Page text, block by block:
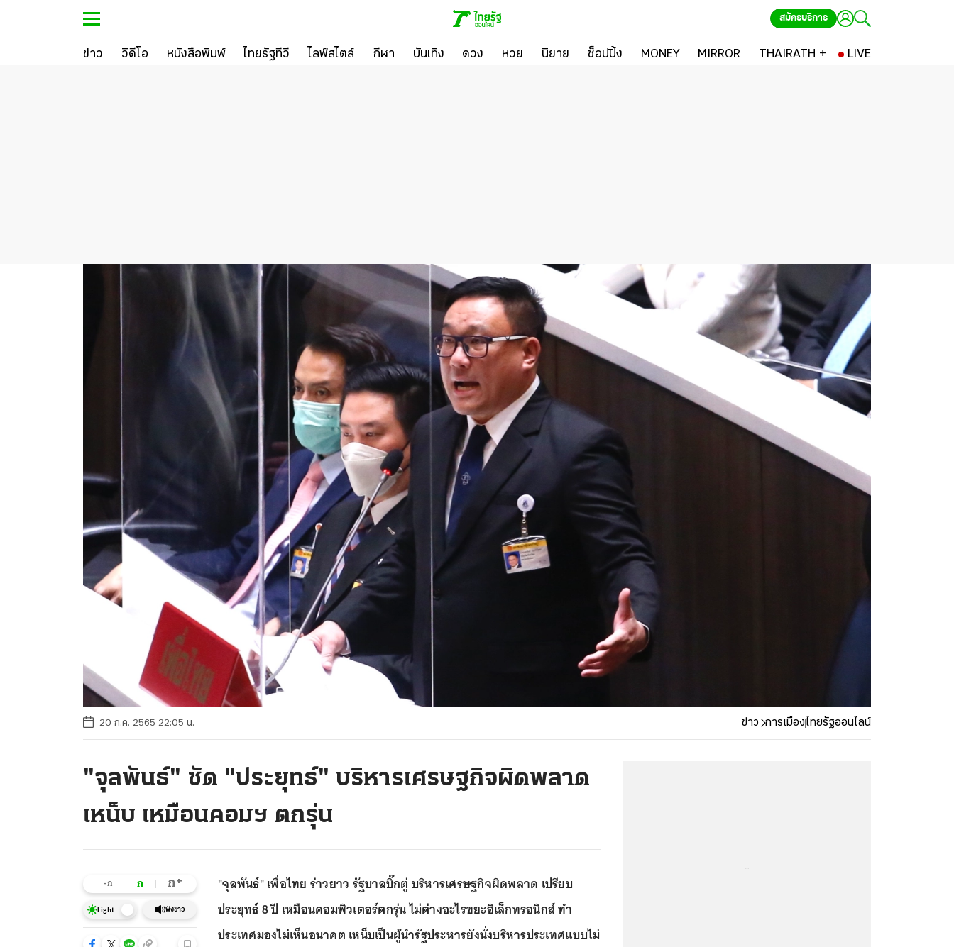
สมัครบริการ
ข่าว วิดีโอ หนังสือพิมพ์ ไทยรัฐทีวี ไลฟ์สไตล์ กีฬา บันเทิง ดวง หวย นิยาย ช็อปปิ้ง MONEY MIRROR THAIRATH + LIVE
20 ก.ค. 2565 22:05 น. ข่าว การเมืองไทยรัฐออนไลน์
"จุลพันธ์" ซัด "ประยุทธ์" บริหารเศรษฐกิจผิดพลาด
เหน็บ เหมือนคอมฯ ตกรุ่น
-ก ก ก+
Light ฟังข่าว
"จุลพันธ์" เพื่อไทย ร่าวยาว รัฐบาลบิ๊กตู่ บริหารเศรษฐกิจผิดพลาด เปรียบ
ประยุทธ์ 8 ปี เหมือนคอมพิวเตอร์ตกรุ่น ไม่ต่างอะไรขยะอิเล็กทรอนิกส์ ทำ
ประเทศมองไม่เห็นอนาคต เหน็บเป็นผู้นำรัฐประหารยังนั่งบริหารประเทศแบบไม่